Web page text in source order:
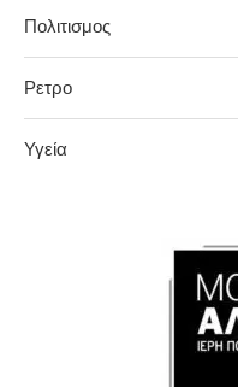
Πολιτισμος
Ρετρο
Υγεία